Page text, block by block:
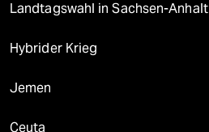
Landtagswahl in Sachsen-Anhalt
Hybrider Krieg
Jemen
Ceuta